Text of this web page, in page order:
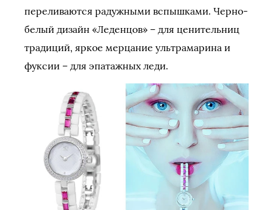
переливаются радужными вспышками. Черно-
белый дизайн «Леденцов» – для ценительниц
традиций, яркое мерцание ультрамарина и
фуксии – для эпатажных леди.